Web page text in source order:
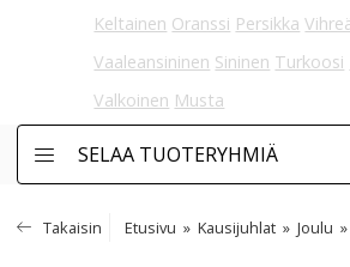
Keltainen Oranssi Persikka
Vaaleansininen Sininen Turkoosi
Valkoinen Musta
SELAA TUOTERYHMIÄ
Takaisin Etusivu Kausijuhlat Joulu